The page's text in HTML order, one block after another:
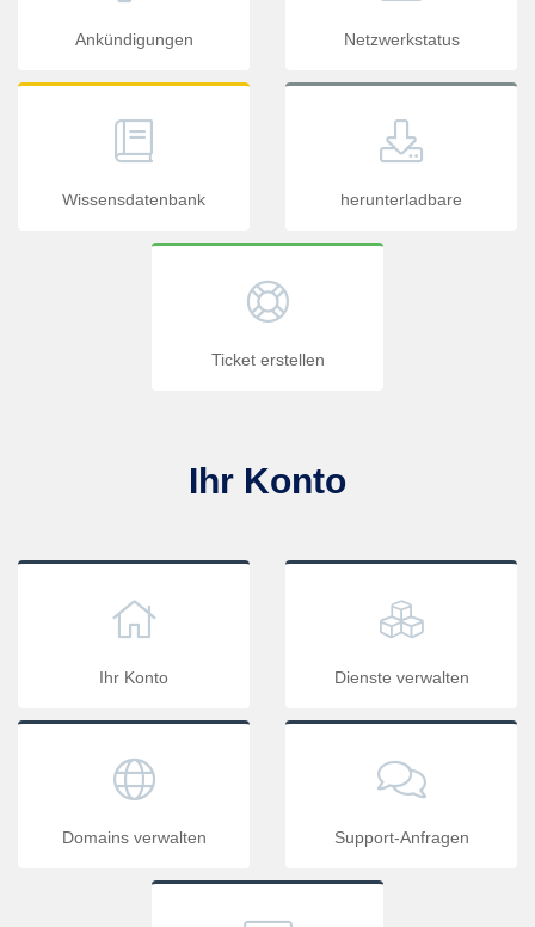
Ankündigungen Netzwerkstatus
Wissensdatenbank herunterladbare
Ticket erstellen
Ihr Konto
Ihr Konto Dienste verwalten
Domains verwalten Support-Anfragen